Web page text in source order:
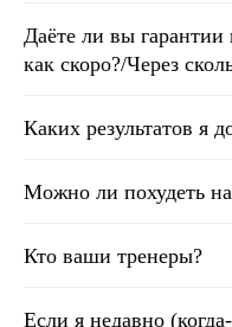
Даёте ли вы
как скоро?/Через
Каких результатов я
Можно ли похудеть
Кто ваши тренеры?
Если я недавно